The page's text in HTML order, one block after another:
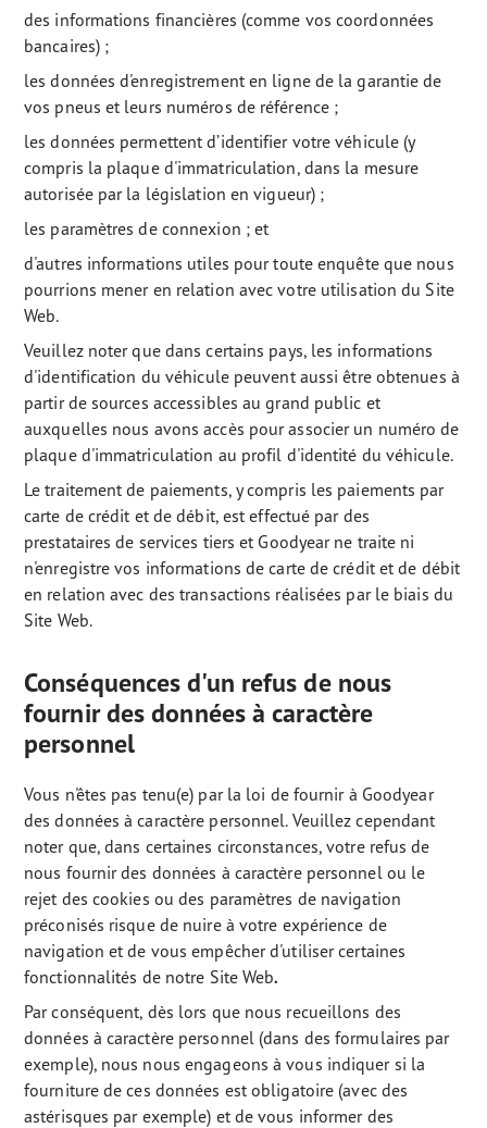
des informations financières (comme vos coordonnées
bancaires) ;
les données d'enregistrement en ligne de la garantie de
vos pneus et leurs numéros de référence ;
les données permettent d’identifier votre véhicule (y
compris la plaque d'immatriculation, dans la mesure
autorisée par la législation en vigueur) ;
les paramètres de connexion ; et
d'autres informations utiles pour toute enquête que nous
pourrions mener en relation avec votre utilisation du Site
Web.
Veuillez noter que dans certains pays, les informations
d'identification du véhicule peuvent aussi être obtenues à
partir de sources accessibles au grand public et
auxquelles nous avons accès pour associer un numéro de
plaque d'immatriculation au profil d'identité du véhicule.
Le traitement de paiements, y compris les paiements par
carte de crédit et de débit, est effectué par des
prestataires de services tiers et Goodyear ne traite ni
n'enregistre vos informations de carte de crédit et de débit
en relation avec des transactions réalisées par le biais du
Site Web.
Conséquences d'un refus de nous
fournir des données à caractère
personnel
Vous n'êtes pas tenu(e) par la loi de fournir à Goodyear
des données à caractère personnel. Veuillez cependant
noter que, dans certaines circonstances, votre refus de
nous fournir des données à caractère personnel ou le
rejet des cookies ou des paramètres de navigation
préconisés risque de nuire à votre expérience de
navigation et de vous empêcher d'utiliser certaines
fonctionnalités de notre Site Web.
Par conséquent, dès lors que nous recueillons des
données à caractère personnel (dans des formulaires par
exemple), nous nous engageons à vous indiquer si la
fourniture de ces données est obligatoire (avec des
astérisques par exemple) et de vous informer des